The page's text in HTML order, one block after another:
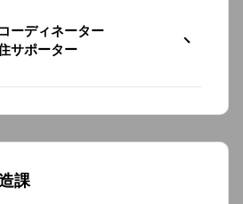
ーディネーター
サポーター
課